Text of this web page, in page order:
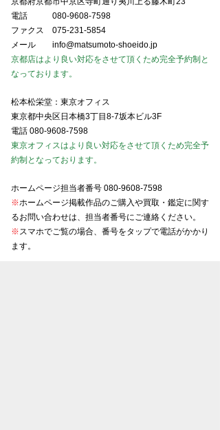
電話
080-9608-7598
ファクス
075-231-5854
メール
info@matsumoto-shoeido.jp
京都店はより良い対応をさせて頂くため完全予約制と
なっております。
松本松栄堂：東京オフィス
東京都中央区日本橋3丁目8-7坂本ビル3F
電話 080-9608-7598
東京オフィスはより良い対応をさせて頂くため完全予
約制となっております。
ホームページ担当者番号 080-9608-7598
※ホームページ掲載作品のご購入や買取・鑑定に関す
るお問い合わせは、担当者番号にご連絡ください。
※スマホでご覧の場合、番号をタップで電話がかかり
ます。